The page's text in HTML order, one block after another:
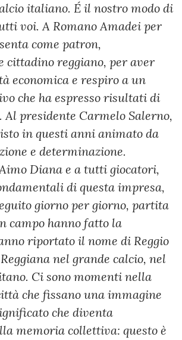
italiano. É il nostro modo di
voi. A Romano Amadei per
come patron,
cittadino reggiano, per aver
economica e respiro a un
che ha espresso risultati di
presidente Carmelo Salerno,
in questi anni animato da
e determinazione.
Diana e a tutti giocatori,
di questa impresa,
giorno per giorno, partita
campo hanno fatto la
riportato il nome di Reggio
nel grande calcio, nel
Ci sono momenti nella
che fissano una immagine
che diventa
memoria collettiva: questo è